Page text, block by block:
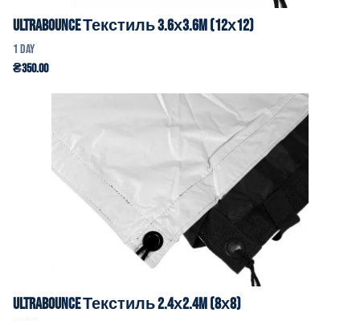
Ultrabounce Текстиль 3.6х3.6m (12х12)
Ultrabounce Текстиль 2.4х2.4m (8х8)